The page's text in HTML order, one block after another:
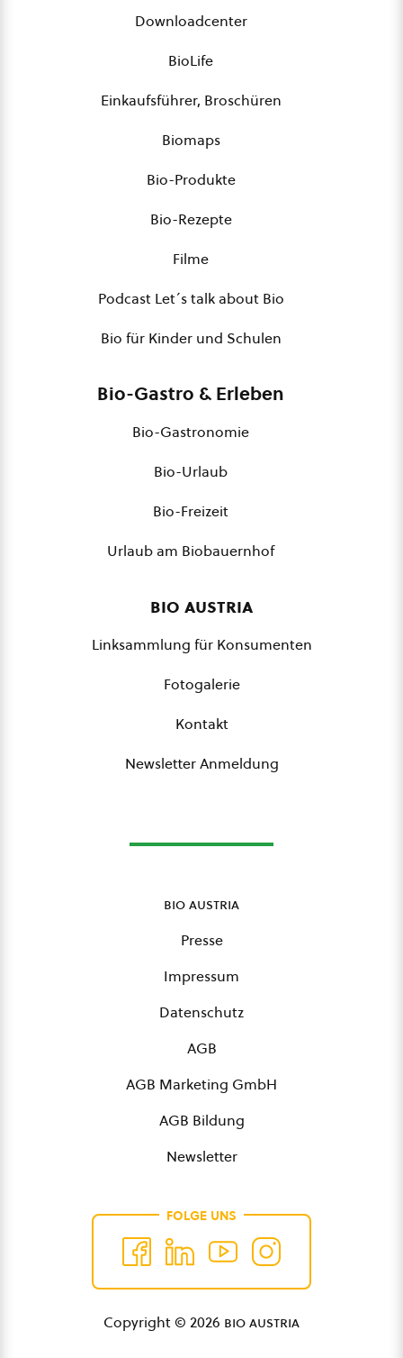
Downloadcenter
BioLife
Einkaufsführer, Broschüren
Biomaps
Bio-Produkte
Bio-Rezepte
Filme
Podcast Let´s talk about Bio
Bio für Kinder und Schulen
Bio-Gastro & Erleben
Bio-Gastronomie
Bio-Urlaub
Bio-Freizeit
Urlaub am Biobauernhof
bio austria
Linksammlung für Konsumenten
Fotogalerie
Kontakt
Newsletter Anmeldung
bio austria
Presse
Impressum
Datenschutz
AGB
AGB Marketing GmbH
AGB Bildung
Newsletter
FOLGE UNS
Copyright © 2026 bio austria